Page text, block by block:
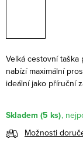
Velká cestovní
nabízí maximální
ideální jako příruční
Skladem (5 ks)
Možnosti